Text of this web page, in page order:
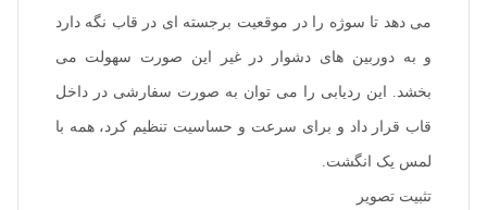
می دهد تا سوژه را در موقعیت برجسته ای در قاب نگه دارد
و به دوربین های دشوار در غیر این صورت سهولت می
بخشد. این ردیابی را می توان به صورت سفارشی در داخل
قاب قرار داد و برای سرعت و حساسیت تنظیم کرد، همه با
لمس یک انگشت.
تثبیت تصویر